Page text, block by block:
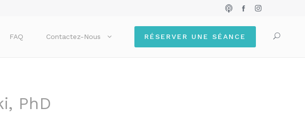
FAQ Contactez-Nous RÉSERVER UNE SÉANCE
PhD